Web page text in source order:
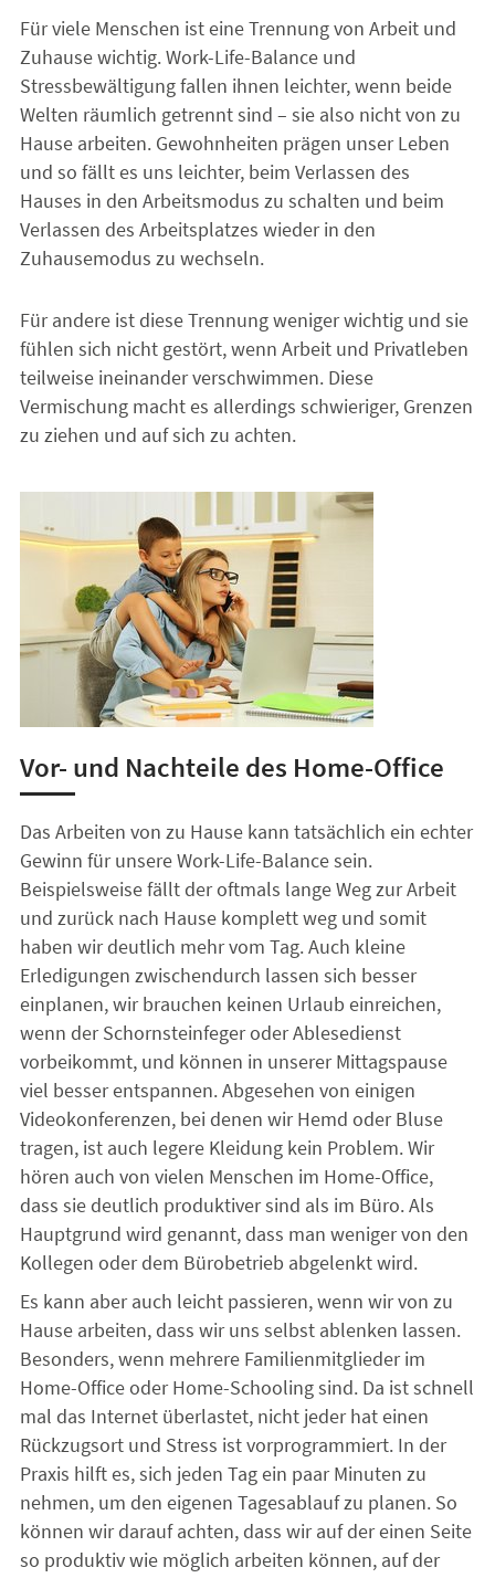
Für viele Menschen ist eine Trennung von Arbeit und
Zuhause wichtig. Work-Life-Balance und
Stressbewältigung fallen ihnen leichter, wenn beide
Welten räumlich getrennt sind – sie also nicht von zu
Hause arbeiten. Gewohnheiten prägen unser Leben
und so fällt es uns leichter, beim Verlassen des
Hauses in den Arbeitsmodus zu schalten und beim
Verlassen des Arbeitsplatzes wieder in den
Zuhausemodus zu wechseln.
Für andere ist diese Trennung weniger wichtig und sie
fühlen sich nicht gestört, wenn Arbeit und Privatleben
teilweise ineinander verschwimmen. Diese
Vermischung macht es allerdings schwieriger, Grenzen
zu ziehen und auf sich zu achten.
Vor- und Nachteile des Home-Office
Das Arbeiten von zu Hause kann tatsächlich ein echter
Gewinn für unsere Work-Life-Balance sein.
Beispielsweise fällt der oftmals lange Weg zur Arbeit
und zurück nach Hause komplett weg und somit
haben wir deutlich mehr vom Tag. Auch kleine
Erledigungen zwischendurch lassen sich besser
einplanen, wir brauchen keinen Urlaub einreichen,
wenn der Schornsteinfeger oder Ablesedienst
vorbeikommt, und können in unserer Mittagspause
viel besser entspannen. Abgesehen von einigen
Videokonferenzen, bei denen wir Hemd oder Bluse
tragen, ist auch legere Kleidung kein Problem. Wir
hören auch von vielen Menschen im Home-Office,
dass sie deutlich produktiver sind als im Büro. Als
Hauptgrund wird genannt, dass man weniger von den
Kollegen oder dem Bürobetrieb abgelenkt wird.
Es kann aber auch leicht passieren, wenn wir von zu
Hause arbeiten, dass wir uns selbst ablenken lassen.
Besonders, wenn mehrere Familienmitglieder im
Home-Office oder Home-Schooling sind. Da ist schnell
mal das Internet überlastet, nicht jeder hat einen
Rückzugsort und Stress ist vorprogrammiert. In der
Praxis hilft es, sich jeden Tag ein paar Minuten zu
nehmen, um den eigenen Tagesablauf zu planen. So
können wir darauf achten, dass wir auf der einen Seite
so produktiv wie möglich arbeiten können, auf der